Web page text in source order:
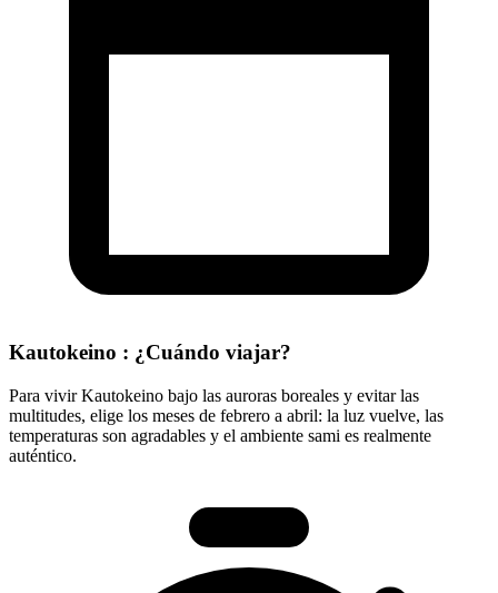
Kautokeino : ¿Cuándo viajar?
Para vivir Kautokeino bajo las auroras boreales y evitar las
multitudes, elige los meses de febrero a abril: la luz vuelve, las
temperaturas son agradables y el ambiente sami es realmente
auténtico.